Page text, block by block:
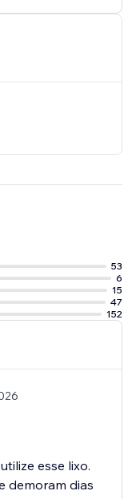
53
6
15
47
152
esse lixo.
demoram dias